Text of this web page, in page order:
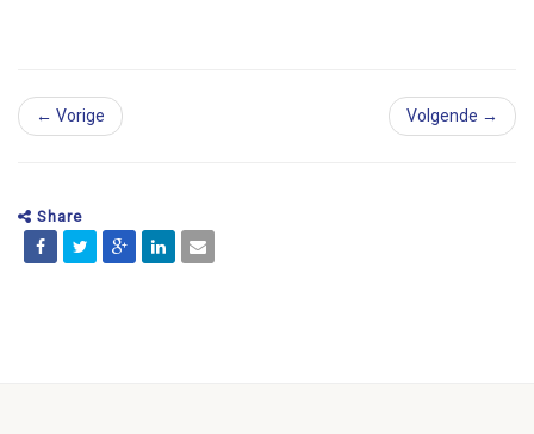
← Vorige Volgende →
Share